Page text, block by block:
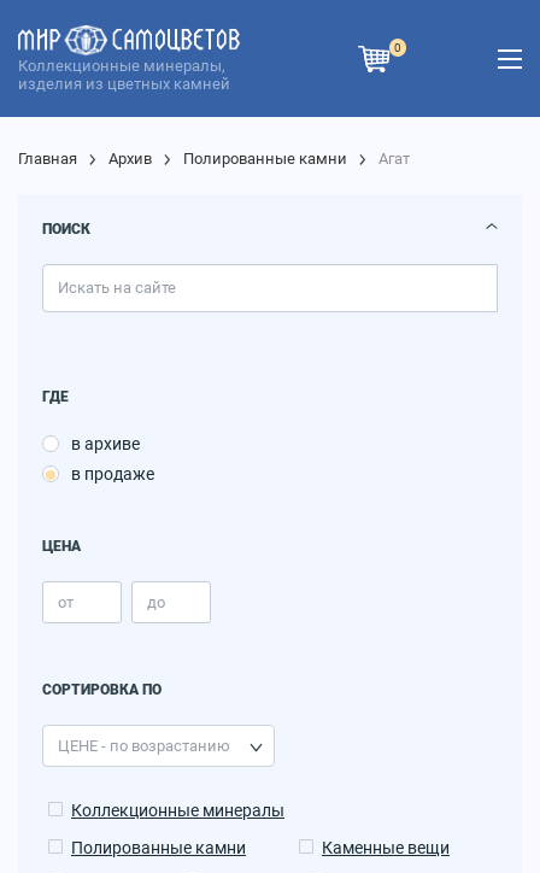
Коллекционные минералы,
изделия из цветных камней
0
Главная Архив Полированные камни Агат
ПОИСК
ГДЕ
в архиве
в продаже
ЦЕНА
СОРТИРОВКА ПО
Коллекционные минералы
Полированные камни
Каменные вещи